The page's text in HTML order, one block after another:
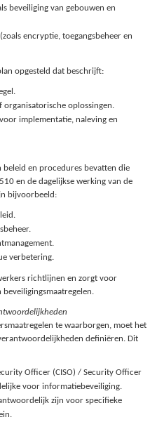
beveiliging van gebouwen en
encryptie, toegangsbeheer en
opgesteld dat beschrijft:
organisatorische oplossingen.
implementatie, naleving en
beleid en procedures bevatten die
en de dagelijkse werking van de
bijvoorbeeld:
verbetering.
richtlijnen en zorgt voor
te waarborgen, moet het
definiëren. Dit
Officer (CISO) / Security Officer
voor informatiebeveiliging.
zijn voor specifieke